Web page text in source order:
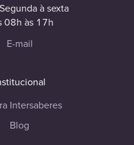
à sexta
08h às 17h
E-mail
Intersaberes
Blog